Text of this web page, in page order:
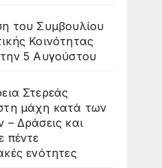
του Συμβουλίου
Κοινότητας
5 Αυγούστου
Στερεάς
μάχη κατά των
– Δράσεις και
πέντε
ενότητες